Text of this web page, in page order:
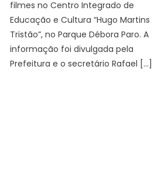
filmes no Centro Integrado de
Educação e Cultura “Hugo Martins
Tristão”, no Parque Débora Paro. A
informação foi divulgada pela
Prefeitura e o secretário Rafael […]